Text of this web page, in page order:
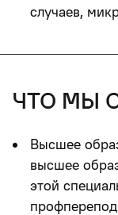
случаев,
что мы
Высшее
высшее
этой